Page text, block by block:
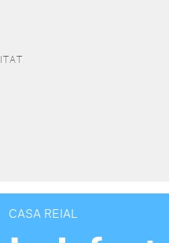
CASA REIAL